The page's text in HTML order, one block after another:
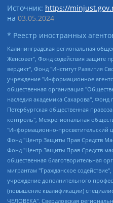
Источник: https://
на 03.05.2024
* Реестр иностранных
Калининградская региональная общественная организация "Экозащита!-Женсовет", Фонд содействия защите прав и свобод граждан "Общественный вердикт", Фонд "Институт Развития Свободы Информации", Частное учреждение "Информационное агентство МЕМО. РУ", Региональная общественная организация "Общественная комиссия по сохранению наследия академика Сахарова", Фонд поддержки свободы прессы, Санкт-Петербургская общественная правозащитная организация "Гражданский контроль", Межрегиональная общественная организация "Информационно-просветительский центр "Мемориал", Региональный Фонд "Центр Защиты Прав Средств Массовой Информации", с 05.12.2023 Фонд "Центр Защиты Прав Средств массовой информации", Региональная общественная благотворительная организация помощи беженцам и мигрантам "Гражданское содействие", Негосударственное образовательное учреждение дополнительного профессионального образования (повышение квалификации) специалистов "АКАДЕМИЯ ПО ПРАВАМ ЧЕЛОВЕКА", Свердловская региональная общественная организация "Сутяжник", Автономная некоммерческая организация "Центр независимых социологических исследований", Союз общественных объединений "Российский исследовательский центр по правам человека", Региональное общественное учреждение научно-информационный центр "МЕМОРИАЛ", Некоммерческая организация "Фонд защиты гласности", Автономная некоммерческая организация "Институт прав человека", Городская общественная организация "Екатеринбургское общество "МЕМОРИАЛ", Городская общественная организация "Рязанское историко-просветительское и правозащитное общество "Мемориал" (Рязанский Мемориал), Челябинский региональный орган общественной самодеятельности – женское общественное объединение "Женщины Евразии", Челябинский региональный орган общественной самодеятельности "Уральская правозащитная группа", Фонд содействия защите здоровья и социальной справедливости имени Андрея Рылькова, Автономная Некоммерческая Организация "Аналитический Центр Юрия Левады", Автономная некоммерческая организация социальной поддержки населения "Проект Апрель", Региональная общественная организация помощи женщинам и детям, находящимся в кризисной ситуации "Информационно-методический центр "Анна", Фонд содействия развитию массовых коммуникаций и правовому просвещению "Так-так-Так", Фонд содействия устойчивому развитию "Серебряная тайга", Свердловский региональный общественный фонд социальных проектов "Новое время", "Idel.Реалии", Кавказ.Реалии, Крым.Реалии, Телеканал Настоящее Время, Татаро-башкирская служба Радио Свобода (Azatliq Radiosi), Радио Свободная Европа/Радио Свобода (PCE/PC), "Сибирь.Реалии", "Фактограф", Благотворительный фонд помощи осужденным и их семьям, Автономная некоммерческая организация "Институт глобализации и социальных движений", Фонд "В защиту прав заключенных", Частное учреждение "Центр поддержки и содействия развитию средств массовой информации", Пензенский региональный общественный благотворительный фонд "Гражданский союз", "Север.Реалии", Некоммерческая организация Фонд "Правовая инициатива", Общество с ограниченной ответственностью "Радио Свободная Европа/Радио Свобода", Чешское информационное агентство "MEDIUM-ORIENT", Красноярская региональная общественная организация "Мы против СПИДа", Камалягин Денис Николаевич, Маркелов Сергей Евгеньевич, Пономарев Лев Александрович, Савицкая Людмила Алексеевна, Автономная некоммерческая организация "Центр по работе с проблемой насилия "НАСИЛИЮ.НЕТ", Межрегиональный профессиональный союз работников здравоохранения "Альянс врачей", Юридическое лицо, зарегистрированное в Латвийской Республике, SIA "Medusa Project" (регистрационный номер 40103797863, дата регистрации 10.06.2014), Некоммерческая организация "Фонд по борьбе с коррупцией", Автономная некоммерческая организация "Институт права и публичной политики", Баданин Роман Сергеевич, Гликин Максим Александрович, Железнова Мария Михайловна, Лукьянова Юлия Сергеевна, Маетная Елизавета Витальевна, Маняхин Петр Борисович, Чуракова Ольга Владимировна, Ярош Юлия Петровна, Юридическое лицо "The Insider SIA", зарегистрированное в Риге, Латвийская Республика (дата регистрации 26.06.2015), являющееся администратором доменного имени интернет-издания "The Insider SIA", https://theins.ru, Постернак Алексей Евгеньевич, Рубин Михаил Аркадьевич, Анин Роман Александрович, Юридическое лицо Istories fonds, зарегистрированное в Латвийской Республике (регистрационный номер 50008295751, дата регистрации 24.02.2020), Великовский Дмитрий Александрович, Долинина Ирина Николаевна, Мароховская Алеся Алексеевна, Шлейнов Роман Юрьевич, Шмагун Олеся Валентиновна, Общество с ограниченной ответственностью "Альтаир 2021", Общество с ограниченной ответственностью "Вега 2021", Общество с ограниченной ответственностью "Главный редактор 2021", Общество с ограниченной ответственностью "Ромашки монолит", Важенков Артем Валерьевич, Ивановская областная общественная организация "Центр гендерных исследований", Гурман Юрий Альбертович, Медиапроект "ОВД-Инфо", Егоров Владимир Владимирович, Жилинский Владимир